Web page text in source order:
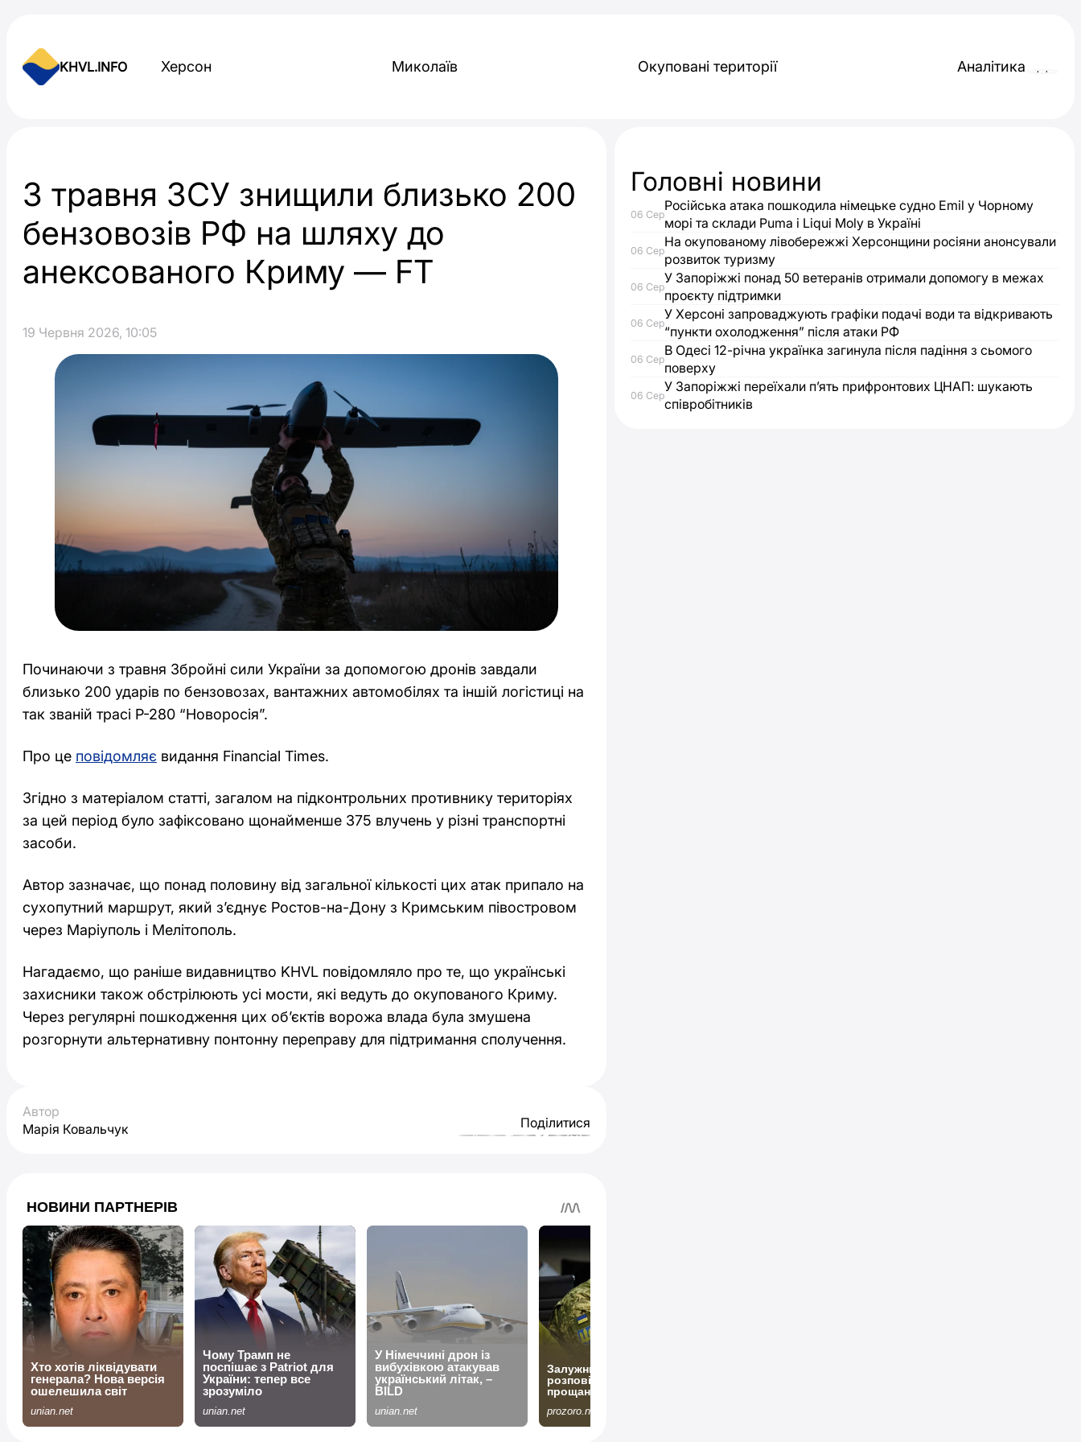
KHVL.INFO Херсон Миколаїв Окуповані території Аналітика
З травня ЗСУ знищили близько 200
бензовозів РФ на шляху до
анексованого Криму — FT
19 Червня 2026, 10:05
Починаючи з травня Збройні сили України за допомогою дронів завдали
близько 200 ударів по бензовозах, вантажних автомобілях та іншій логістиці на
так званій трасі Р-280 “Новоросія”.
Про це повідомляє видання Financial Times.
Згідно з матеріалом статті, загалом на підконтрольних противнику територіях
за цей період було зафіксовано щонайменше 375 влучень у різні транспортні
засоби.
Автор зазначає, що понад половину від загальної кількості цих атак припало на
сухопутний маршрут, який з’єднує Ростов-на-Дону з Кримським півостровом
через Маріуполь і Мелітополь.
Нагадаємо, що раніше видавництво KHVL повідомляло про те, що українські
захисники також обстрілюють усі мости, які ведуть до окупованого Криму.
Через регулярні пошкодження цих об’єктів ворожа влада була змушена
розгорнути альтернативну понтонну переправу для підтримання сполучення.
Автор
Марія Ковальчук
Поділитися
Головні новини
06 Сер
Російська атака пошкодила німецьке судно Emil у Чорному
морі та склади Puma і Liqui Moly в Україні
06 Сер
На окупованому лівобережжі Херсонщини росіяни анонсували
розвиток туризму
06 Сер
У Запоріжжі понад 50 ветеранів отримали допомогу в межах
проєкту підтримки
06 Сер
У Херсоні запроваджують графіки подачі води та відкривають
“пункти охолодження” після атаки РФ
06 Сер
В Одесі 12-річна українка загинула після падіння з сьомого
поверху
06 Сер
У Запоріжжі переїхали п’ять прифронтових ЦНАП: шукають
співробітників